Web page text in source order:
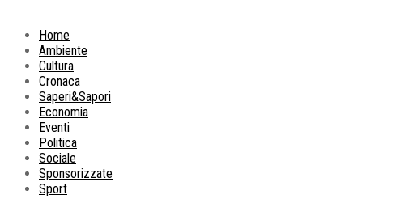
Home
Ambiente
Cultura
Cronaca
Saperi&Sapori
Economia
Eventi
Politica
Sociale
Sponsorizzate
Sport